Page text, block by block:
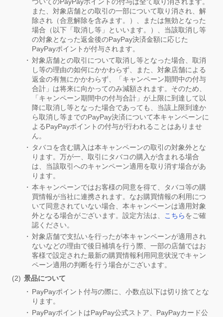
また、対象店舗との取引の一部について取り消され、解
除され（合意解除を含みます。）、または無効となった
場合（以下「取消し等」といいます。）、当該取消し等
の対象となった返金後のPayPay決済金額に応じた
PayPayポイントが付与されます。
対象店舗との取引について取消し等となった場合、取消
し等の理由の如何にかかわらず、また、対象店舗による
返金の有無にかかわらず、「キャンペーン期間中の付与
合計」は将来に向かってのみ減額されます。そのため、
「キャンペーン期間中の付与合計」が上限に到達して以
降に取消し等となった場合であっても、当該上限到達か
ら取消し等までのPayPay決済について本キャンペーンに
よるPayPayポイントの付与が行われることはありませ
ん。
タバコを含む購入は本キャンペーンの取引の対象外とな
ります。万が一、取引にタバコの購入が含まれる場合
は、当該取引へのキャンペーン適用を取り消す場合があ
ります。
本キャンペーンではお客様の同意を得て、タバコ等の購
買情報が当社に連携されます。なお購買情報の利用につ
いて同意されていない場合、本キャンペーンは適用対象
外となる場合がございます。設定方法は、
こちらをご確
認ください。
対象店舗で支払いを行ったが本キャンペーンが適用され
ないなどの理由で後日補填を行う際、一部の店舗ではお
客様で設定された最新の購買情報利用同意状況でキャン
ペーン適用の判断を行う場合がございます。
景品について
PayPayポイント付与の際に、小数点以下は切り捨てとな
ります。
PayPayポイントはPayPay公式ストア、PayPayカード公